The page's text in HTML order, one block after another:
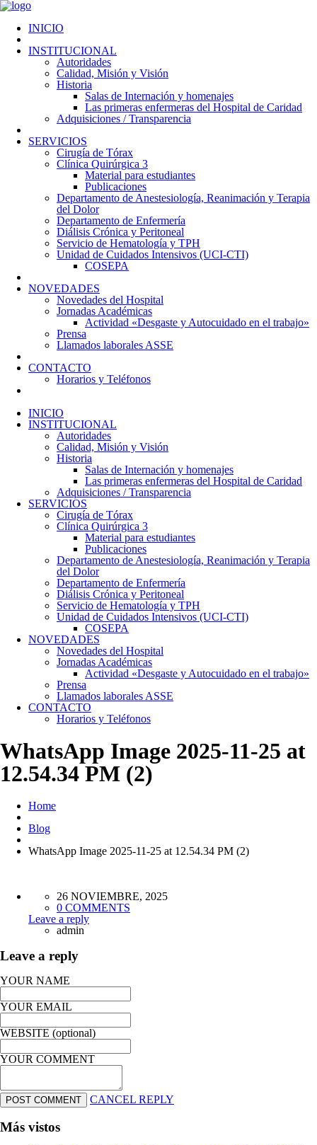
INICIO
INSTITUCIONAL
Autoridades
Calidad, Misión y Visión
Historia
Salas de Internación y homenajes
Las primeras enfermeras del Hospital de Caridad
Adquisiciones / Transparencia
SERVICIOS
Cirugía de Tórax
Clínica Quirúrgica 3
Material para estudiantes
Publicaciones
Departamento de Anestesiología, Reanimación y Terapia
del Dolor
Departamento de Enfermería
Diálisis Crónica y Peritoneal
Servicio de Hematología y TPH
Unidad de Cuidados Intensivos (UCI-CTI)
COSEPA
NOVEDADES
Novedades del Hospital
Jornadas Académicas
Actividad «Desgaste y Autocuidado en el trabajo»
Prensa
Llamados laborales ASSE
CONTACTO
Horarios y Teléfonos
INICIO
INSTITUCIONAL
Autoridades
Calidad, Misión y Visión
Historia
Salas de Internación y homenajes
Las primeras enfermeras del Hospital de Caridad
Adquisiciones / Transparencia
SERVICIOS
Cirugía de Tórax
Clínica Quirúrgica 3
Material para estudiantes
Publicaciones
Departamento de Anestesiología, Reanimación y Terapia
del Dolor
Departamento de Enfermería
Diálisis Crónica y Peritoneal
Servicio de Hematología y TPH
Unidad de Cuidados Intensivos (UCI-CTI)
COSEPA
NOVEDADES
Novedades del Hospital
Jornadas Académicas
Actividad «Desgaste y Autocuidado en el trabajo»
Prensa
Llamados laborales ASSE
CONTACTO
Horarios y Teléfonos
WhatsApp Image 2025-11-25 at
12.54.34 PM (2)
Home
Blog
WhatsApp Image 2025-11-25 at 12.54.34 PM (2)
26 NOVIEMBRE, 2025
0 COMMENTS
Leave a reply
admin
Leave a reply
YOUR NAME
YOUR EMAIL
WEBSITE (optional)
YOUR COMMENT
CANCEL REPLY
Más vistos